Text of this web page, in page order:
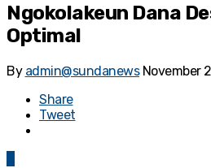
Ngokolakeun Dana
Optimal
By admin@sundanews November
Share
Tweet